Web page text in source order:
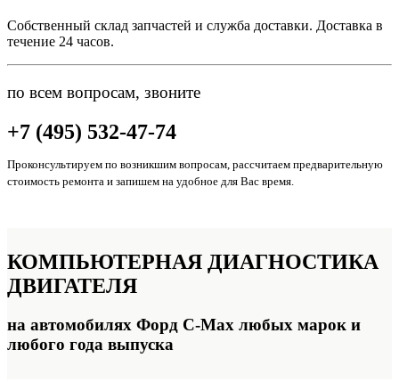
Собственный склад запчастей и служба доставки. Доставка в
течение 24 часов.
по всем вопросам, звоните
+7 (495) 532-47-74
Проконсультируем по возникшим вопросам, рассчитаем предварительную
стоимость ремонта и запишем на удобное для Вас время.
КОМПЬЮТЕРНАЯ ДИАГНОСТИКА
ДВИГАТЕЛЯ
на автомобилях Форд C-Max любых марок и
любого года выпуска